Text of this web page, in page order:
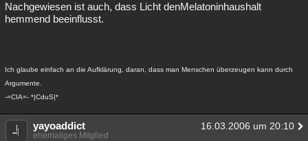
Nachgewiesen ist auch, dass Licht denMelatoninhaushalt
hemmend beeinflusst.
Ich glaube einfach an die Aufklärung, daran, dass man Menschen überzeugen kann durch
Argumente.
-=CIA=- *|CduS|*
yayoaddict 16.03.2006 um 20:10
ehemaliges Mitglied